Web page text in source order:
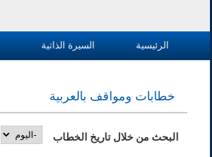
الرئيسية السيرة الذاتية
خطابات ومواقف بالعربية
البحث من خلال تاريخ الخطاب ‏اليوم ‏